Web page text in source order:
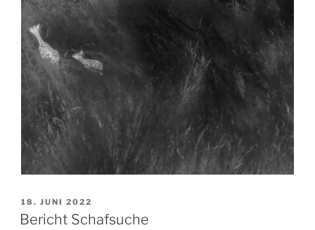
VERÖFFENTLICHT
AM
18. JUNI 2022
Bericht Schafsuche